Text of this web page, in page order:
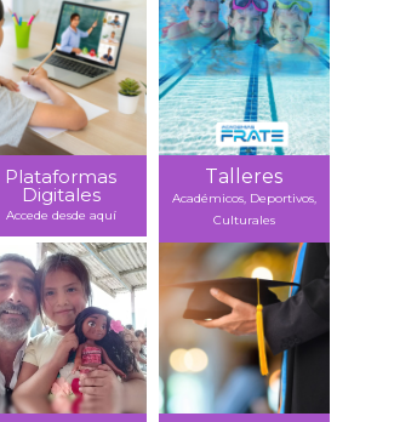
Plataformas
Digitales
Accede desde aquí
Talleres
Académicos, Deportivos,
Culturales